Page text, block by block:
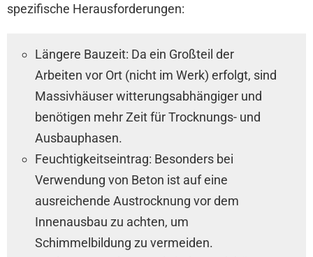
spezifische Herausforderungen:
Längere Bauzeit: Da ein Großteil der
Arbeiten vor Ort (nicht im Werk) erfolgt, sind
Massivhäuser witterungsabhängiger und
benötigen mehr Zeit für Trocknungs- und
Ausbauphasen.
Feuchtigkeitseintrag: Besonders bei
Verwendung von Beton ist auf eine
ausreichende Austrocknung vor dem
Innenausbau zu achten, um
Schimmelbildung zu vermeiden.